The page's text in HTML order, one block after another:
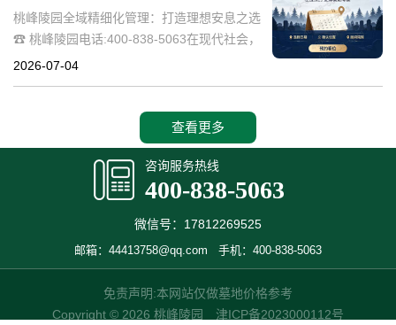
桃峰陵园全域精细化管理：打造理想安息之选
☎ 桃峰陵园电话:400-838-5063在现代社会，
人们对死亡和安息地的看法正在发生变化。越
2026-07-04
查看更多
咨询服务热线
400-838-5063
微信号：17812269525
邮箱：44413758@qq.com 手机：400-838-5063
免责声明:本网站仅做墓地价格参考
Copyright © 2026 桃峰陵园 津ICP备2023000112号